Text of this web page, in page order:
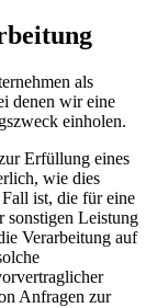
als
denen wir eine
einholen.
Erfüllung eines
wie dies
ist, die für eine
sonstigen Leistung
Verarbeitung auf
Anfragen zur